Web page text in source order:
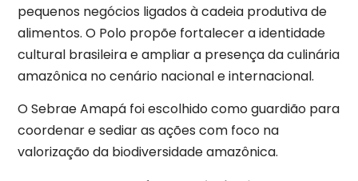
pequenos negócios ligados à cadeia produtiva de
alimentos. O Polo propõe fortalecer a identidade
cultural brasileira e ampliar a presença da culinária
amazônica no cenário nacional e internacional.
O Sebrae Amapá foi escolhido como guardião para
coordenar e sediar as ações com foco na
valorização da biodiversidade amazônica.